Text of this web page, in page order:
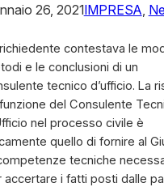
26, 2021IMPRESA
contestava le
e le conclusioni di un
tecnico d’ufficio. La
del Consulente
nel processo civile è
quello di fornire al
tecniche
accertare i fatti posti dalle